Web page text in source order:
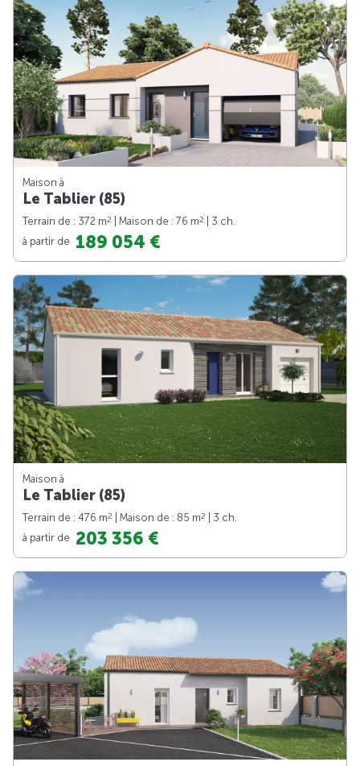
Maison à
Le Tablier (85)
Terrain de : 372 m2 | Maison de : 76 m2
| 3 ch.
à partir de 189 054 €
Maison à
Le Tablier (85)
Terrain de : 476 m2 | Maison de : 85 m2
| 3 ch.
à partir de 203 356 €